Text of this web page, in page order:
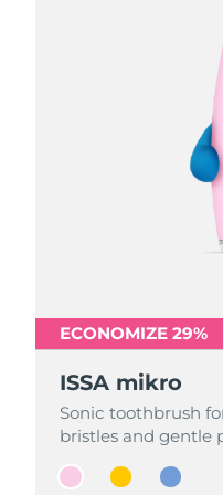
ECONOMIZE 29%
ISSA mikro
Sonic toothbrush
bristles and gentle
ECONOMIZE 29%
ISSA mikro
Sonic toothbrush
bristles and gentle
ECONOMIZE 29%
ISSA mikro
Sonic toothbrush
bristles and gentle